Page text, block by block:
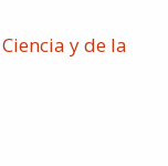
y de la